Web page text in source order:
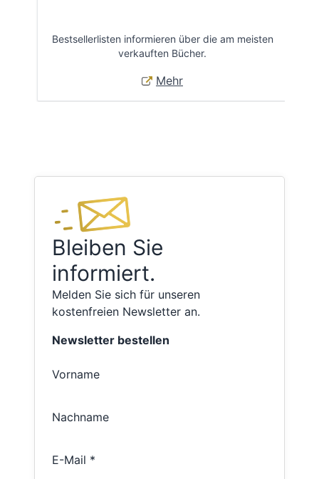
Bestsellerlisten informieren über die am meisten
verkauften Bücher.
Mehr
Bleiben Sie
informiert.
Melden Sie sich für unseren
kostenfreien Newsletter an.